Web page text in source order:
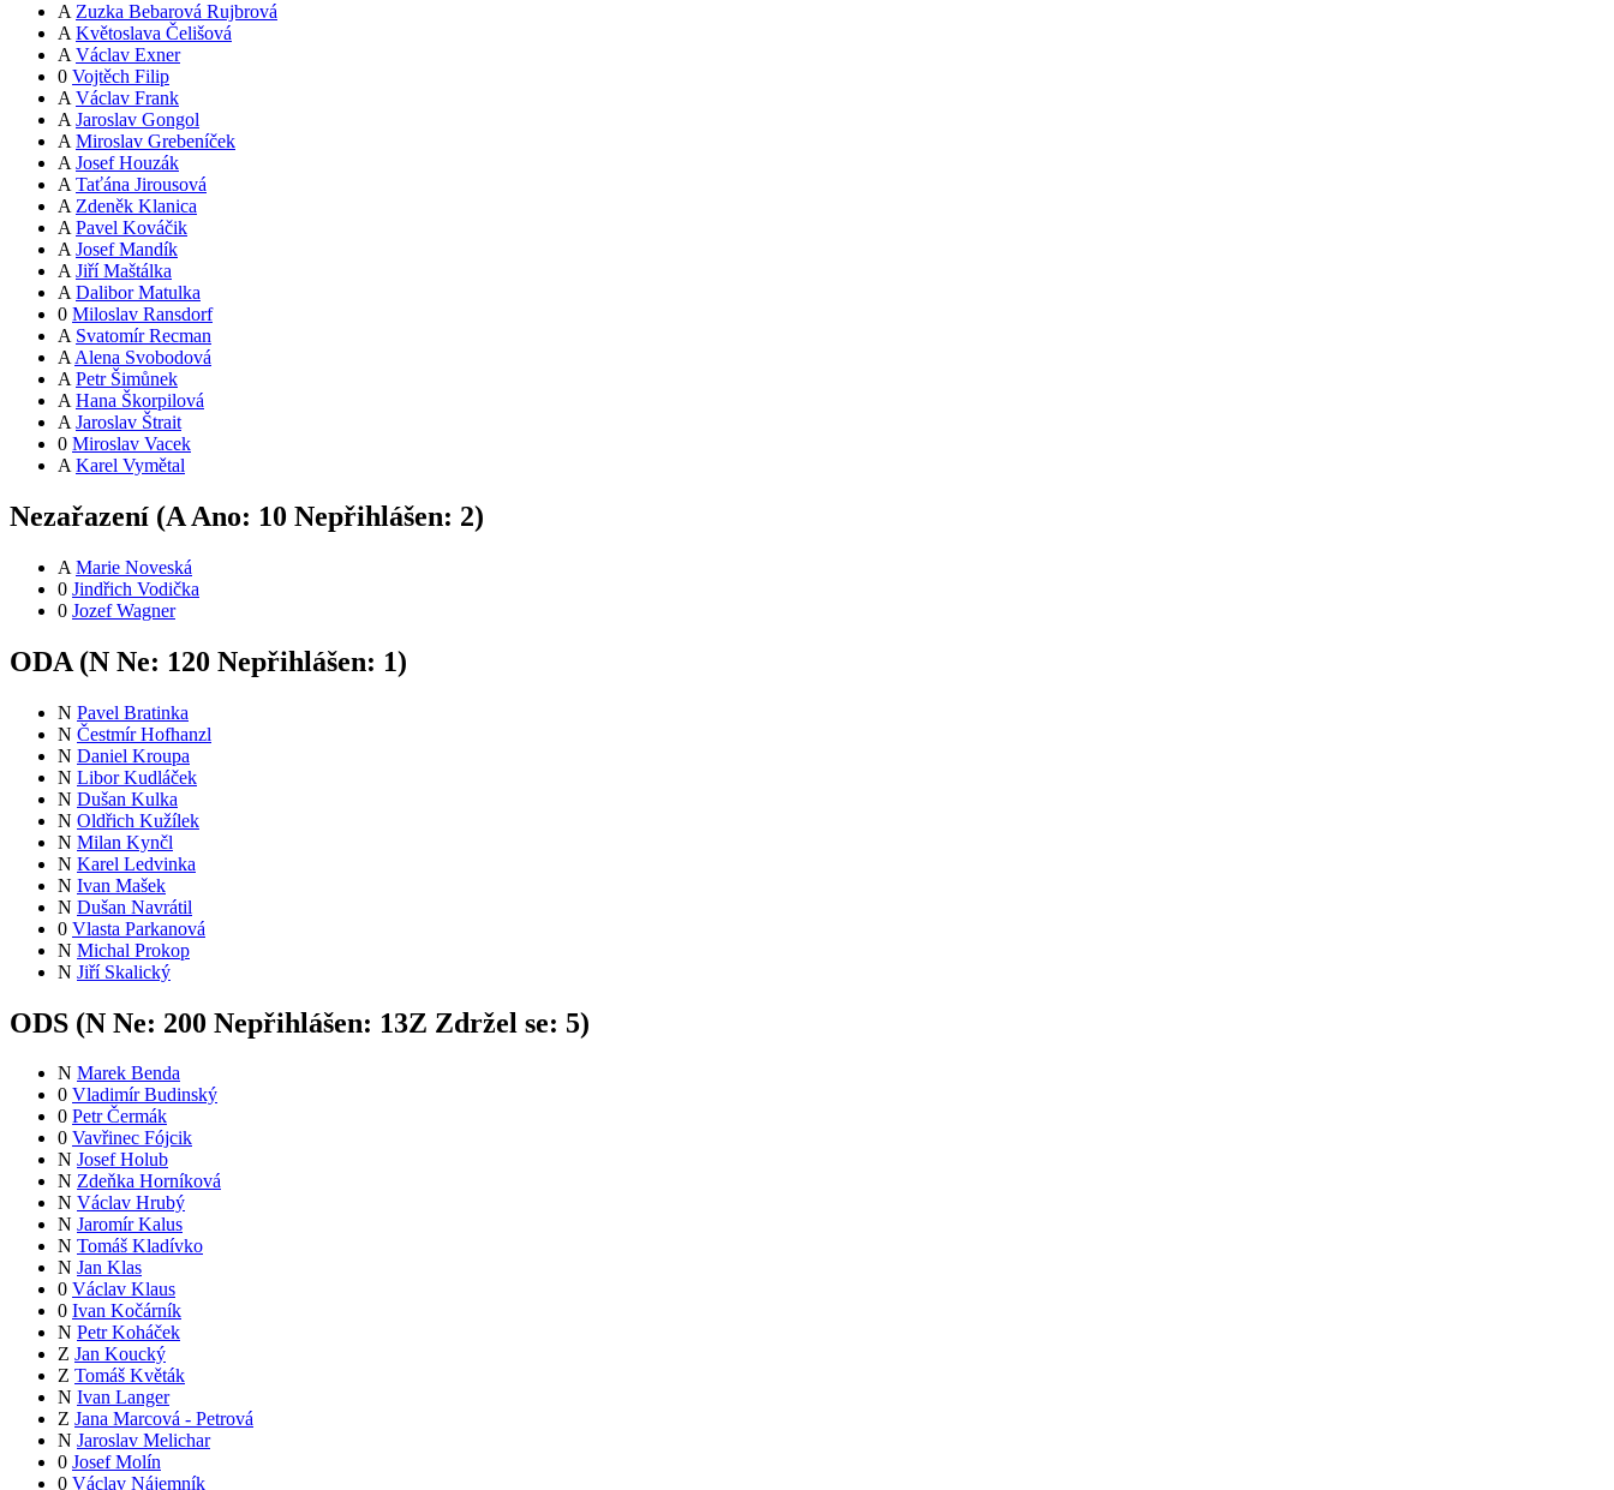
A Zuzka Bebarová Rujbrová
A Květoslava Čelišová
A Václav Exner
0 Vojtěch Filip
A Václav Frank
A Jaroslav Gongol
A Miroslav Grebeníček
A Josef Houzák
A Taťána Jirousová
A Zdeněk Klanica
A Pavel Kováčik
A Josef Mandík
A Jiří Maštálka
A Dalibor Matulka
0 Miloslav Ransdorf
A Svatomír Recman
A Alena Svobodová
A Petr Šimůnek
A Hana Škorpilová
A Jaroslav Štrait
0 Miroslav Vacek
A Karel Vymětal
Nezařazení (A Ano: 10 Nepřihlášen: 2)
A Marie Noveská
0 Jindřich Vodička
0 Jozef Wagner
ODA (N Ne: 120 Nepřihlášen: 1)
N Pavel Bratinka
N Čestmír Hofhanzl
N Daniel Kroupa
N Libor Kudláček
N Dušan Kulka
N Oldřich Kužílek
N Milan Kynčl
N Karel Ledvinka
N Ivan Mašek
N Dušan Navrátil
0 Vlasta Parkanová
N Michal Prokop
N Jiří Skalický
ODS (N Ne: 200 Nepřihlášen: 13Z Zdržel se: 5)
N Marek Benda
0 Vladimír Budinský
0 Petr Čermák
0 Vavřinec Fójcik
N Josef Holub
N Zdeňka Horníková
N Václav Hrubý
N Jaromír Kalus
N Tomáš Kladívko
N Jan Klas
0 Václav Klaus
0 Ivan Kočárník
N Petr Koháček
Z Jan Koucký
Z Tomáš Květák
N Ivan Langer
Z Jana Marcová - Petrová
N Jaroslav Melichar
0 Josef Molín
0 Václav Nájemník